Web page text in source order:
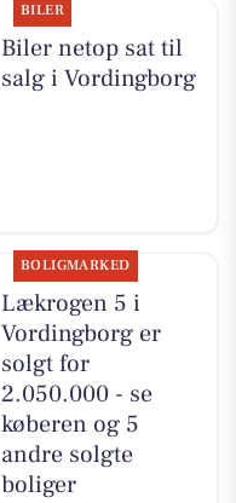
BILER
Biler netop sat til
salg i Vordingborg
BOLIGMARKED
Lækrogen 5 i
Vordingborg er
solgt for
2.050.000 - se
køberen og 5
andre solgte
boliger